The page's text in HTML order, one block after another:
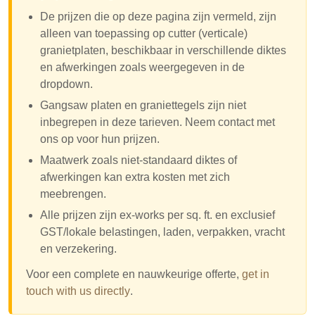
De prijzen die op deze pagina zijn vermeld, zijn
alleen van toepassing op cutter (verticale)
granietplaten, beschikbaar in verschillende diktes
en afwerkingen zoals weergegeven in de
dropdown.
Gangsaw platen en graniettegels zijn niet
inbegrepen in deze tarieven. Neem contact met
ons op voor hun prijzen.
Maatwerk zoals niet-standaard diktes of
afwerkingen kan extra kosten met zich
meebrengen.
Alle prijzen zijn ex-works per sq. ft. en exclusief
GST/lokale belastingen, laden, verpakken, vracht
en verzekering.
Voor een complete en nauwkeurige offerte, get in
touch with us directly.